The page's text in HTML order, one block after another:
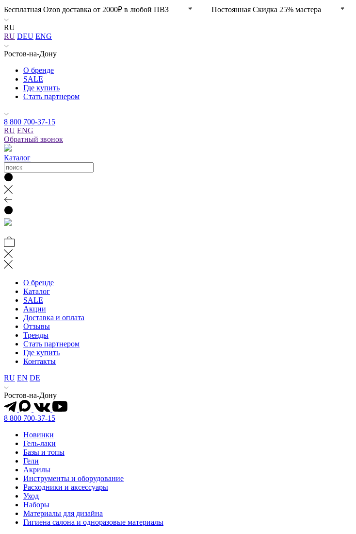
Бесплатная Ozon доставка от 2000₽ в любой ПВЗ * Постоянная Скидка 25% мастера *
RU
RU DEU ENG
Ростов-на-Дону
О бренде
SALE
Где купить
Стать партнером
8 800 700-37-15
RU ENG
Обратный звонок
Каталог
О бренде
Каталог
SALE
Акции
Доставка и оплата
Отзывы
Тренды
Стать партнером
Где купить
Контакты
RU EN DE
Ростов-на-Дону
8 800 700-37-15
Новинки
Гель-лаки
Базы и топы
Гели
Акрилы
Инструменты и оборудование
Расходники и аксессуары
Уход
Наборы
Материалы для дизайна
Гигиена салона и одноразовые материалы